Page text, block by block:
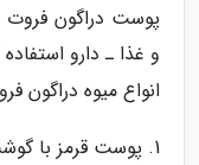
پوست دراگون فروت
و غذا ـ دارو
انواع میوه دراگون
1. پوست قرمز با گوشت قرمز